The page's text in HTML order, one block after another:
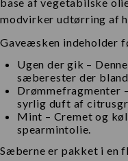
base af vegetabilske
modvirker udtørring af
Gaveæsken indeholder
Ugen der gik –
sæberester der
Drømmefragmenter
syrlig duft af
Mint – Cremet og
spearmintolie.
Sæberne er pakket i en